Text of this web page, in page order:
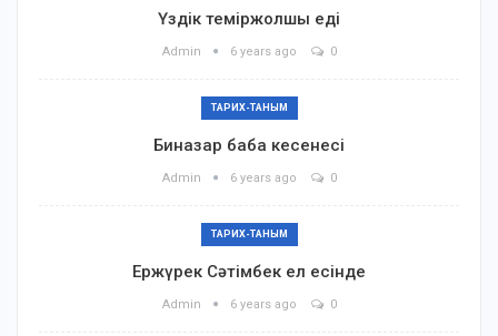
Үздік теміржолшы еді
Admin 6 years ago 0
ТАРИХ-ТАНЫМ
Биназар баба кесенесі
Admin 6 years ago 0
ТАРИХ-ТАНЫМ
Ержүрек Сәтімбек ел есінде
Admin 6 years ago 0